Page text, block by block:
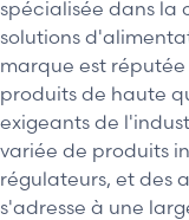
spécialisée dans
solutions
marque est
produits de haute
exigeants de
variée de produits
régulateurs, et des
s'adresse à une